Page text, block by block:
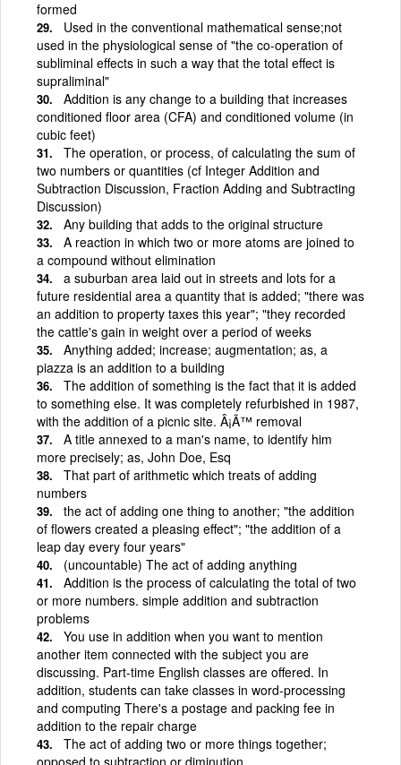
formed
Used in the conventional mathematical sense;not
used in the physiological sense of "the co-operation of
subliminal effects in such a way that the total effect is
supraliminal"
Addition is any change to a building that increases
conditioned floor area (CFA) and conditioned volume (in
cubic feet)
The operation, or process, of calculating the sum of
two numbers or quantities (cf Integer Addition and
Subtraction Discussion, Fraction Adding and Subtracting
Discussion)
Any building that adds to the original structure
A reaction in which two or more atoms are joined to
a compound without elimination
a suburban area laid out in streets and lots for a
future residential area a quantity that is added; "there was
an addition to property taxes this year"; "they recorded
the cattle's gain in weight over a period of weeks
Anything added; increase; augmentation; as, a
piazza is an addition to a building
The addition of something is the fact that it is added
to something else. It was completely refurbished in 1987,
with the addition of a picnic site. Â¡Ã™ removal
A title annexed to a man's name, to identify him
more precisely; as, John Doe, Esq
That part of arithmetic which treats of adding
numbers
the act of adding one thing to another; "the addition
of flowers created a pleasing effect"; "the addition of a
leap day every four years"
(uncountable) The act of adding anything
Addition is the process of calculating the total of two
or more numbers. simple addition and subtraction
problems
You use in addition when you want to mention
another item connected with the subject you are
discussing. Part-time English classes are offered. In
addition, students can take classes in word-processing
and computing There's a postage and packing fee in
addition to the repair charge
The act of adding two or more things together;
opposed to subtraction or diminution